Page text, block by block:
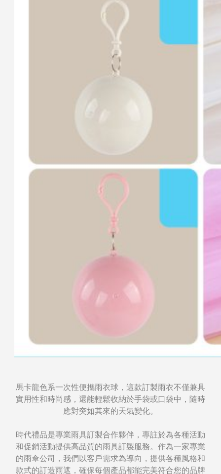
馬卡龍色系一次性便攜雨衣球，這款訂製雨衣不僅兼具
實用性和時尚感，還能輕鬆收納於手袋或口袋中，隨時
應對突如其來的天氣變化。
時代禮品是專業雨具訂製合作夥伴，專註於為各種活動
和促銷活動提供高品質的雨具訂製服務。作為一家專業
的雨傘公司，我們以客戶需求為導向，提供各種風格和
款式的訂造雨遮，確保每個產品都能完美符合您的品牌